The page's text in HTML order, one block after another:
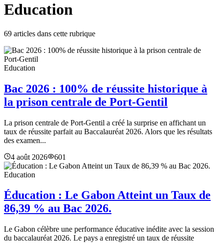
Education
69 articles dans cette rubrique
Education
Bac 2026 : 100% de réussite historique à
la prison centrale de Port-Gentil
La prison centrale de Port-Gentil a créé la surprise en affichant un
taux de réussite parfait au Baccalauréat 2026. Alors que les résultats
des examen...
4 août 2026
601
Education
Éducation : Le Gabon Atteint un Taux de
86,39 % au Bac 2026.
Le Gabon célèbre une performance éducative inédite avec la session
du baccalauréat 2026. Le pays a enregistré un taux de réussite